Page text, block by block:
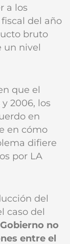
a los
del año
bruto
un nivel
que el
2006, los
en
en cómo
difiere
por LA
del
caso del
no
entre el